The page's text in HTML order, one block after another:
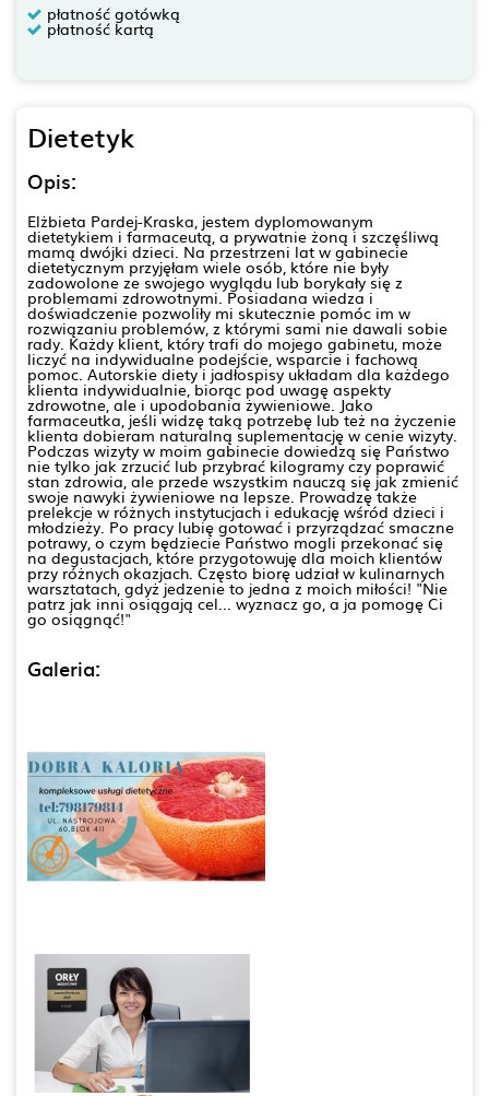
płatność gotówką
płatność kartą
Dietetyk
Opis:
Elżbieta Pardej-Kraska, jestem dyplomowanym
dietetykiem i farmaceutą, a prywatnie żoną i szczęśliwą
mamą dwójki dzieci. Na przestrzeni lat w gabinecie
dietetycznym przyjęłam wiele osób, które nie były
zadowolone ze swojego wyglądu lub borykały się z
problemami zdrowotnymi. Posiadana wiedza i
doświadczenie pozwoliły mi skutecznie pomóc im w
rozwiązaniu problemów, z którymi sami nie dawali sobie
rady. Każdy klient, który trafi do mojego gabinetu, może
liczyć na indywidualne podejście, wsparcie i fachową
pomoc. Autorskie diety i jadłospisy układam dla każdego
klienta indywidualnie, biorąc pod uwagę aspekty
zdrowotne, ale i upodobania żywieniowe. Jako
farmaceutka, jeśli widzę taką potrzebę lub też na życzenie
klienta dobieram naturalną suplementację w cenie wizyty.
Podczas wizyty w moim gabinecie dowiedzą się Państwo
nie tylko jak zrzucić lub przybrać kilogramy czy poprawić
stan zdrowia, ale przede wszystkim nauczą się jak zmienić
swoje nawyki żywieniowe na lepsze. Prowadzę także
prelekcje w różnych instytucjach i edukację wśród dzieci i
młodzieży. Po pracy lubię gotować i przyrządzać smaczne
potrawy, o czym będziecie Państwo mogli przekonać się
na degustacjach, które przygotowuję dla moich klientów
przy różnych okazjach. Często biorę udział w kulinarnych
warsztatach, gdyż jedzenie to jedna z moich miłości! "Nie
patrz jak inni osiągają cel... wyznacz go, a ja pomogę Ci
go osiągnąć!"
Galeria: